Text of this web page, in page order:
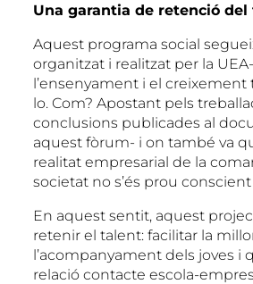
Una garantia de retenció del
Aquest programa social
organitzat i realitzat per la
l’ensenyament i el
lo. Com? Apostant pels
conclusions publicades al
aquest fòrum- i on també va
realitat empresarial de la
societat no s’és prou
En aquest sentit, aquest
retenir el talent: facilitar la
l’acompanyament dels joves
relació contacte escola-